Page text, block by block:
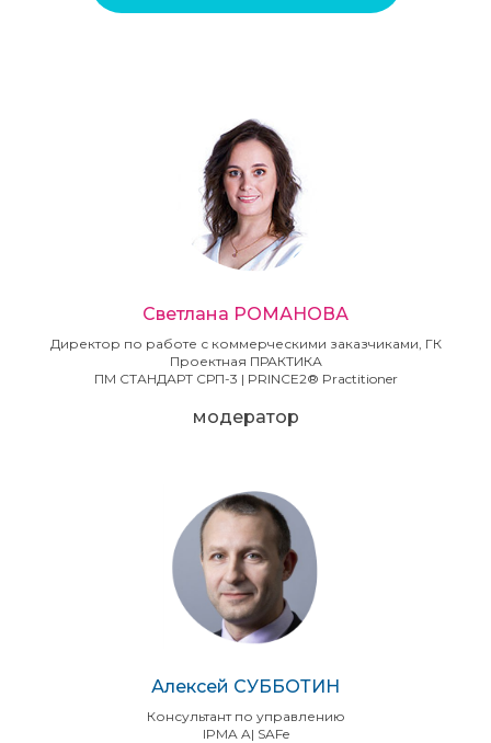
Светлана РОМАНОВА
Директор по работе с коммерческими заказчиками, ГК
Проектная ПРАКТИКА
ПМ СТАНДАРТ СРП-3 | PRINCE2® Practitioner
модератор
Алексей СУББОТИН
Консультант по управлению
IPMA A| SAFe